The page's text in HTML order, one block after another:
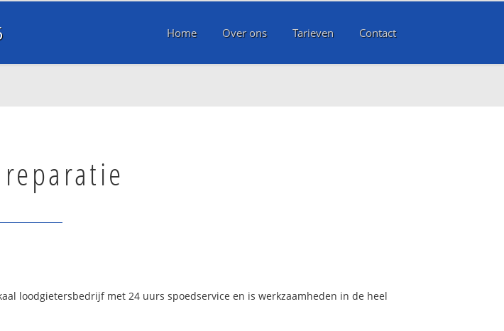
Home Over ons Tarieven Contact
loodgietersbedrijf met 24 uurs spoedservice en is werkzaamheden in de heel